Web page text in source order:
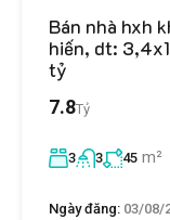
Bán nhà hxh
hiến, dt:
tỷ
7.8Tỷ
3 3 45 m²
Ngày đăng: 03/08/